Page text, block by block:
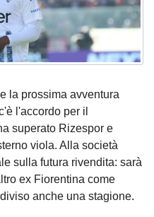
la prossima avventura
l'accordo per il
superato Rizespor e
viola. Alla società
sulla futura rivendita: sarà
ex Fiorentina come
anche una stagione.